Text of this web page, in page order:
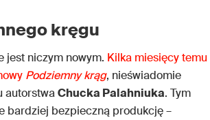
kręgu
jest niczym nowym. Kilka miesięcy temu
Podziemny krąg, nieświadomie
autorstwaChucka Palahniuka. Tym
bardziej bezpieczną produkcję –